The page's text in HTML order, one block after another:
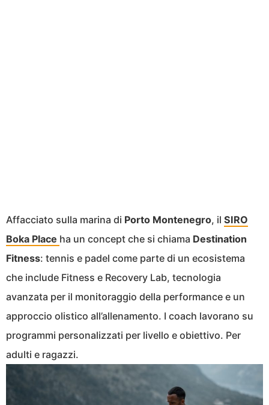
Affacciato sulla marina di Porto Montenegro, il SIRO
Boka Place ha un concept che si chiama Destination
Fitness: tennis e padel come parte di un ecosistema
che include Fitness e Recovery Lab, tecnologia
avanzata per il monitoraggio della performance e un
approccio olistico all’allenamento. I coach lavorano su
programmi personalizzati per livello e obiettivo. Per
adulti e ragazzi.